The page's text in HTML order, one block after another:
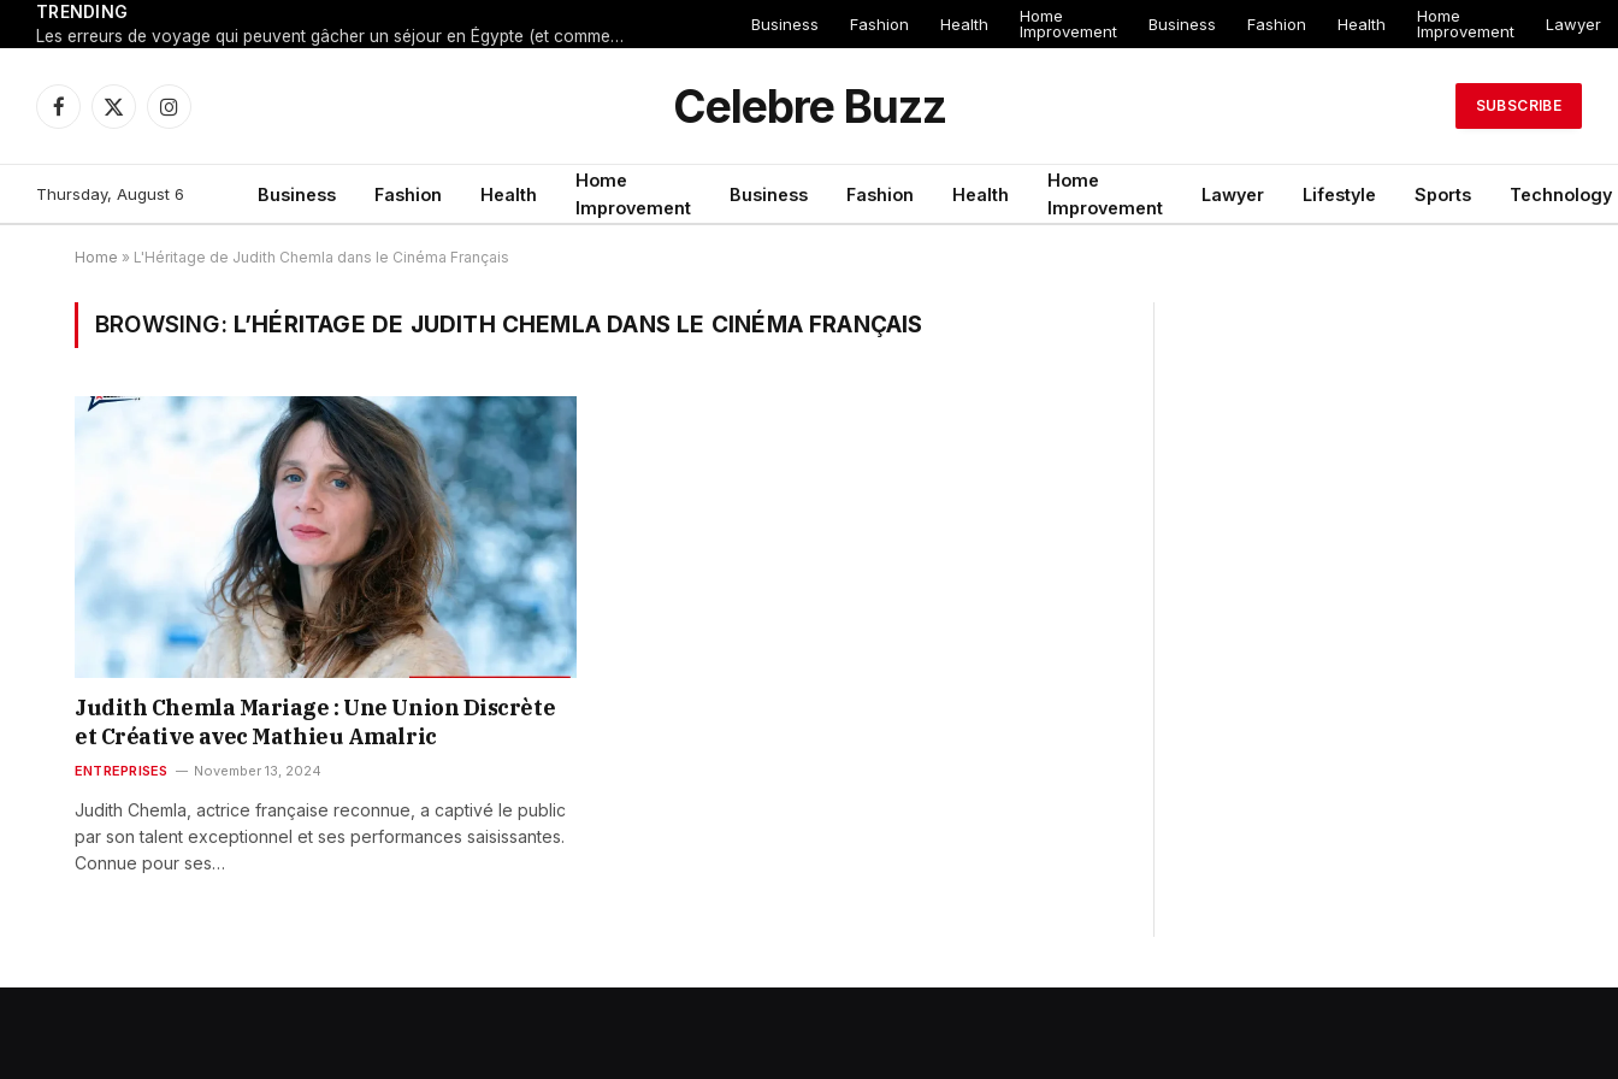
TRENDING
Les erreurs de voyage qui peuvent gâcher un séjour en Égypte (et comment les éviter)
Business Fashion Health
Home
Improvement
Business Fashion Health
Home
Improvement
Lawyer
Facebook
X
Instagram Celebre Buzz SUBSCRIBE
Thursday, August 6 Business Fashion Health
Home
Improvement
Business Fashion Health
Home
Improvement
Lawyer Lifestyle Sports Technology
Home » L'Héritage de Judith Chemla dans le Cinéma Français
BROWSING: L’HÉRITAGE DE JUDITH CHEMLA DANS LE CINÉMA FRANÇAIS
Judith Chemla Mariage : Une Union Discrète
et Créative avec Mathieu Amalric
ENTREPRISES November 13, 2024
Judith Chemla, actrice française reconnue, a captivé le public
par son talent exceptionnel et ses performances saisissantes.
Connue pour ses…